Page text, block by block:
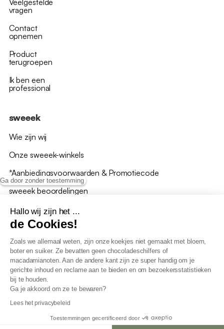
Ga door zonder toestemming
Hallo wij zijn het ...
de Cookies!
Zoals we allemaal weten, zijn onze koekjes niet gemaakt met bloem,
boter en suiker. Ze bevatten geen chocoladeschilfers of
macadamianoten. Aan de andere kant zijn ze super handig om je
gerichte inhoud en reclame aan te bieden en om bezoekersstatistieken
bij te houden.
Ga je akkoord om ze te bewaren?
Lees het privacybeleid
Toestemmingen gecertificeerd door
Veelgestelde
vragen
Contact
opnemen
Product
terugroepen
Ik ben een
professional
sweeek
Wie zijn wij
Onze sweeek-winkels
*Aanbiedingsvoorwaarden & Promotiecode
sweeek beoordelingen
Algemene verkoopsvoorwaarden
AV loyaliteitsprogramma
Beleid persoonsgegevens
Verklaring inzake toegankelijkheid